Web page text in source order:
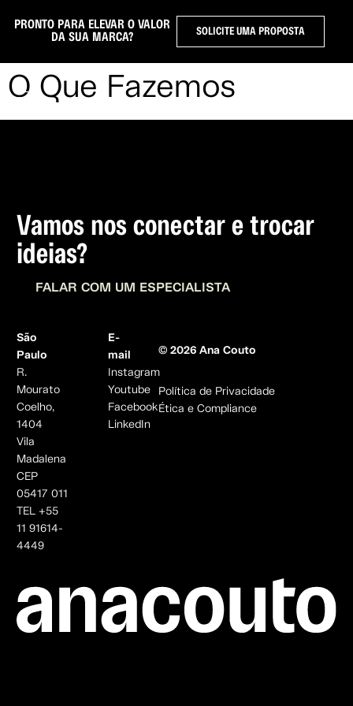
PRONTO PARA ELEVAR O VALOR
DA SUA MARCA?
SOLICITE UMA PROPOSTA
O Que Fazemos
Vamos nos conectar e trocar
ideias?
FALAR COM UM ESPECIALISTA
São
Paulo
R.
Mourato
Coelho,
1404
Vila
Madalena
CEP
05417 011
TEL +55
11 91614-
4449
E-
mail
Instagram
Youtube
Facebook
LinkedIn
© 2026 Ana Couto
Política de Privacidade
Ética e Compliance